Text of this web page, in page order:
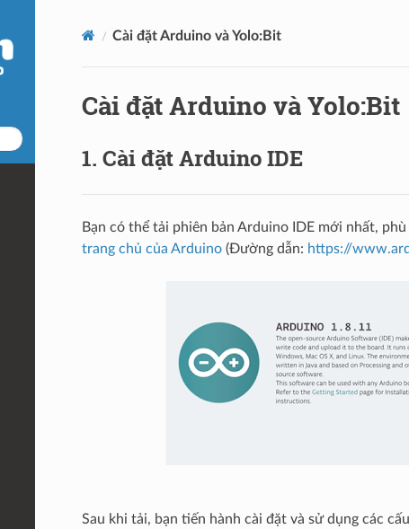
Cài đặt Arduino và Yolo:Bit
Cài đặt Arduino và Yolo:Bit
1. Cài đặt Arduino IDE
Bạn có thể tải phiên bản Arduino IDE mới nhất,
trang chủ của Arduino(Đường dẫn: https://
Sau khi tải, bạn tiến hành cài đặt và sử dụng các